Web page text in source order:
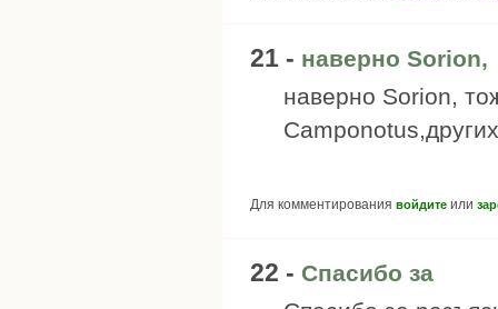
21 - наверно Sorion,
наверно Sorion,
Для комментирования войдите или
22 - Спасибо за